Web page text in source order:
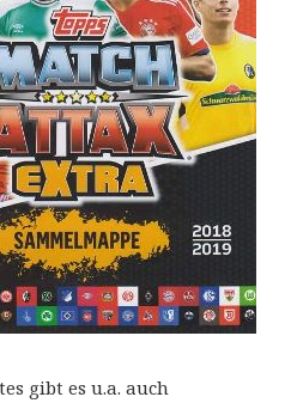
gibt es u.a. auch